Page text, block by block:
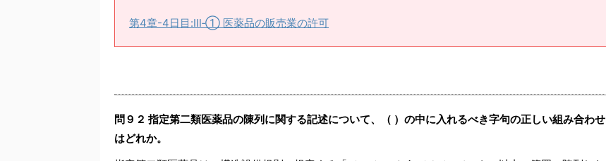
第4章-4日目:Ⅲ‐① 医薬品の販売業の許可
問９２ 指定第二類医薬品の陳列に関する記述について、（ ）の中に入れるべき字句の正しい組み合わせ
はどれか。